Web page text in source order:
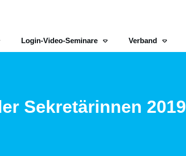
Login-Video-Seminare Verband
Sekretärinnen 2019